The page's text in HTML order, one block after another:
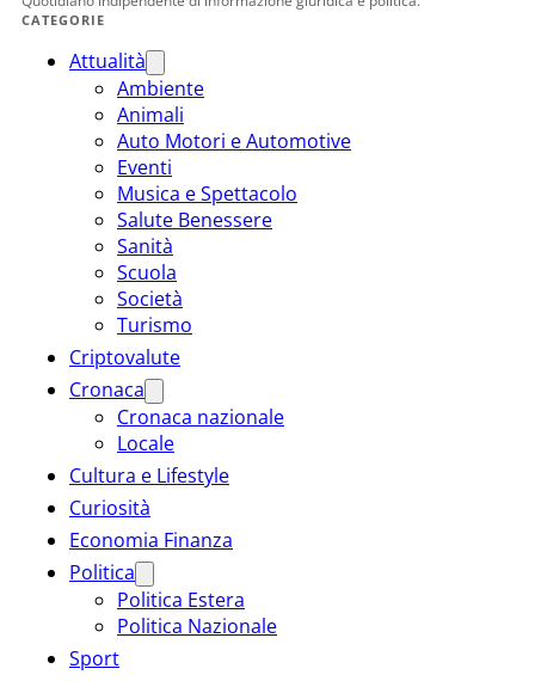
CATEGORIE
Attualità
Ambiente
Animali
Auto Motori e Automotive
Eventi
Musica e Spettacolo
Salute Benessere
Sanità
Scuola
Società
Turismo
Criptovalute
Cronaca
Cronaca nazionale
Locale
Cultura e Lifestyle
Curiosità
Economia Finanza
Politica
Politica Estera
Politica Nazionale
Sport